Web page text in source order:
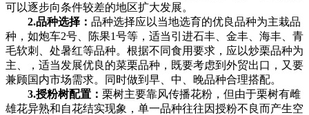
可以逐步向条件较差的地区扩大发展。
2.品种选择： 品种选择应以当地选育的优良品种为主栽品
种，如炮车2号、陈果1号等，适当引进石丰、金丰、海丰、青
毛软刺、处暑红等品种。根据不同食用要求，应以炒栗品种为
主、，适当发展优良的菜栗品种，既要考虑到外贸出口，又要
兼顾国内市场需求。同时做到早、中、晚品种合理搭配。
3.授粉树配置： 栗树主要靠风传播花粉，但由于栗树有雌
雄花异熟和自花结实现象，单一品种往往因授粉不良而产生空